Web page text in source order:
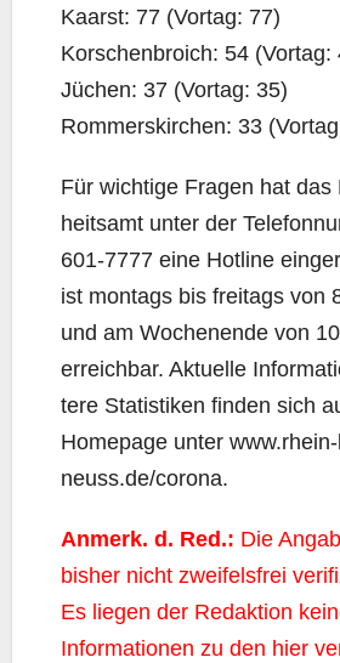
Kaarst: 77 (Vor­tag: 77)
Kor­schen­broich: 54 (Vor­tag:
Jüchen: 37 (Vor­tag: 35)
Rom­mers­kir­chen: 33
Für wich­ti­ge Fra­gen hat
heits­amt unter der
601‑7777 eine Hot­line
ist mon­tags bis frei­tags von
und am Wochen­en­de von
erreich­bar. Aktu­el­le
te­re Sta­tis­ti­ken fin­den sich
Home­page unter
neuss.de/corona.
Anmerk. d. Red.: Die
bis­her nicht zwei­fels­frei
Es lie­gen der Redak­ti­on
Infor­ma­tio­nen zu den hier